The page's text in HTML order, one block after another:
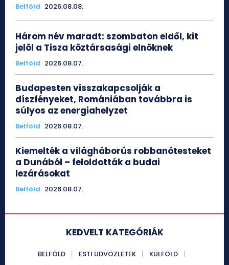
Belföld 2026.08.08.
Három név maradt: szombaton eldől, kit
jelöl a Tisza köztársasági elnöknek
Belföld 2026.08.07.
Budapesten visszakapcsolják a
díszfényeket, Romániában továbbra is
súlyos az energiahelyzet
Belföld 2026.08.07.
Kiemelték a világháborús robbanótesteket
a Dunából – feloldották a budai
lezárásokat
Belföld 2026.08.07.
KEDVELT KATEGÓRIÁK
BELFÖLD ESTI ÜDVÖZLETEK
KÜLFÖLD